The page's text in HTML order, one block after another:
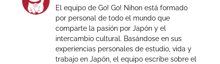
El equipo de Go! Go! Nihon está formado
por personal de todo el mundo que
comparte la pasión por Japón y el
intercambio cultural. Basándose en sus
experiencias personales de estudio, vida y
trabajo en Japón, el equipo escribe sobre el